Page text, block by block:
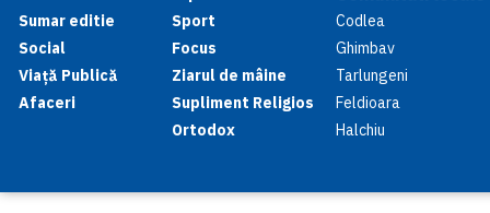
Sumar editie
Social
Viață Publică
Afaceri
Sport
Focus
Ziarul de mâine
Supliment Religios
Ortodox
Codlea
Ghimbav
Tarlungeni
Feldioara
Halchiu